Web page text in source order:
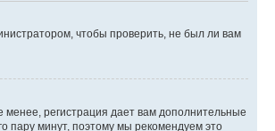
чтобы проверить, не был ли вам
регистрация дает вам дополнительные
пару минут, поэтому мы рекомендуем это